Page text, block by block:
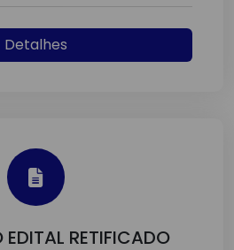
Detalhes
RETIFICADO